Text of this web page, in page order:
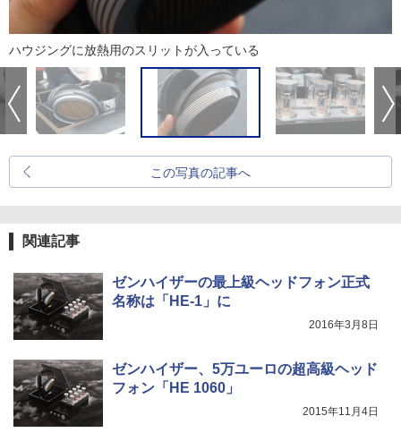
ハウジングに放熱用のスリットが入っている
この写真の記事へ
関連記事
ゼンハイザーの最上級ヘッドフォン正式
名称は「HE-1」に
2016年3月8日
ゼンハイザー、5万ユーロの超高級ヘッド
フォン「HE 1060」
2015年11月4日